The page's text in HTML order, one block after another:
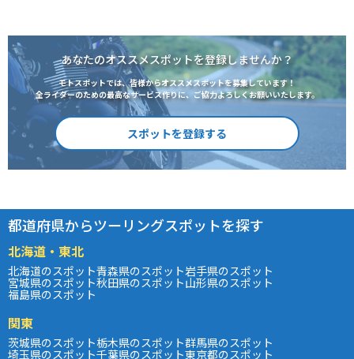
あなたのオススメスポットを登録しませんか？
モトスポットでは、皆様からオススメスポットを募集しています！
全ライダーのための最高なサービス作りに、ご協力よろしくお願いいたします。
スポットを登録する
都道府県からツーリングスポットを探す
北海道・東北
北海道のスポット青森県のスポット岩手県のスポット
宮城県のスポット秋田県のスポット山形県のスポット
福島県のスポット
関東
茨城県のスポット栃木県のスポット群馬県のスポット
埼玉県のスポット千葉県のスポット東京都のスポット